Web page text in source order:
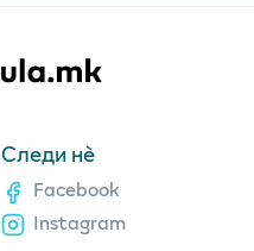
Следи нè
Facebook
Instagram